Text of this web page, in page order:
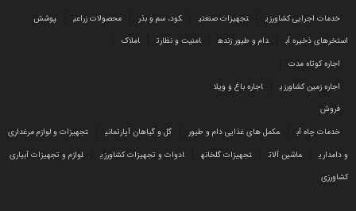
خدمات اجرایی کشاورزی تجهیزات صنعتی کود، سم و بذر محصولات زراعی
پوشش
استخرهای ذخیره آب
دام و طیور زنده امنیت و نظارت
املاک
اجاره کوتاه مدت
اجاره زمین کشاورزی
اجاره باغ و ویلا
فروش
خدمات چاه آب
مکمل های غذایی دام و طیور گل و گیاهان آپارتمانی
تجهیزات و لوازم مرغداری
و دامداری
ماشین آلات تجهیزات گلخانه ادوات و تجهیزات کشاورزی
لوازم و تجهیزات آبیاری
کشاورزی